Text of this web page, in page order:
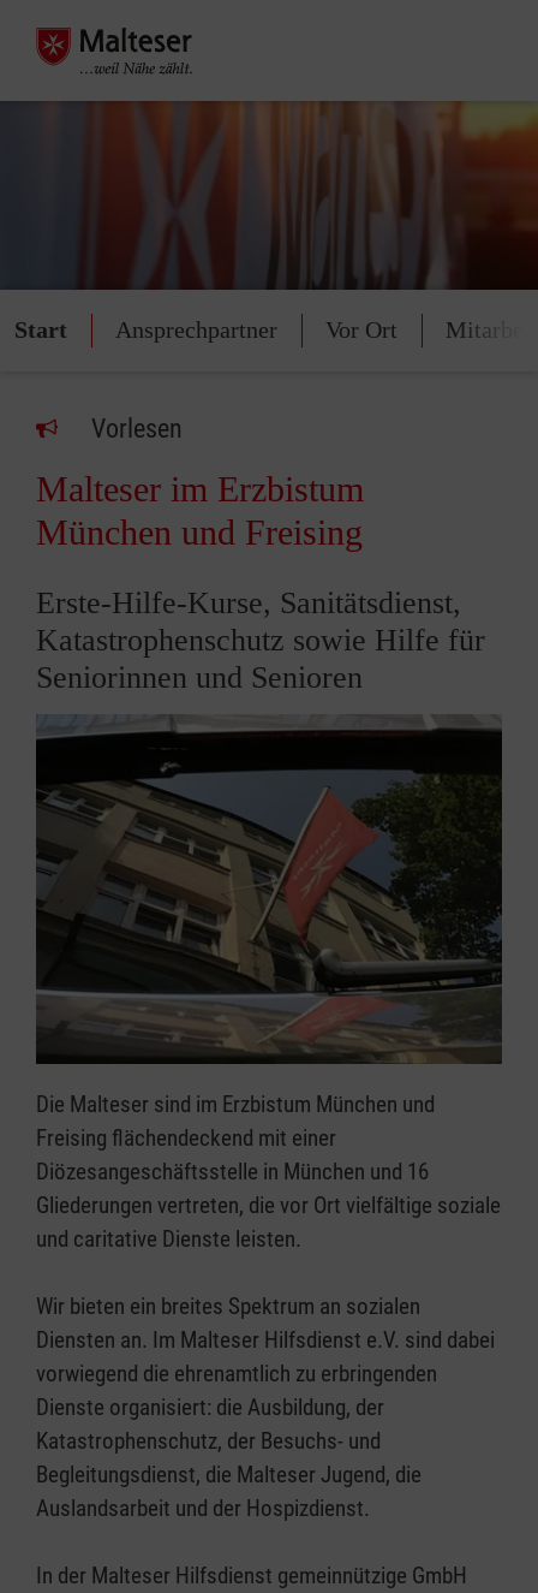
Start Ansprechpartner Vor Ort
Vorlesen
Malteser im Erzbistum
München und Freising
Erste-Hilfe-Kurse, Sanitätsdienst,
Katastrophenschutz sowie Hilfe für
Seniorinnen und Senioren
Die Malteser sind im Erzbistum München und
Freising flächendeckend mit einer
Diözesangeschäftsstelle in München und 16
Gliederungen vertreten, die vor Ort vielfältige soziale
und caritative Dienste leisten.
Wir bieten ein breites Spektrum an sozialen
Diensten an. Im Malteser Hilfsdienst e.V. sind dabei
vorwiegend die ehrenamtlich zu erbringenden
Dienste organisiert: die Ausbildung, der
Katastrophenschutz, der Besuchs- und
Begleitungsdienst, die Malteser Jugend, die
Auslandsarbeit und der Hospizdienst.
In der Malteser Hilfsdienst gemeinnützige GmbH